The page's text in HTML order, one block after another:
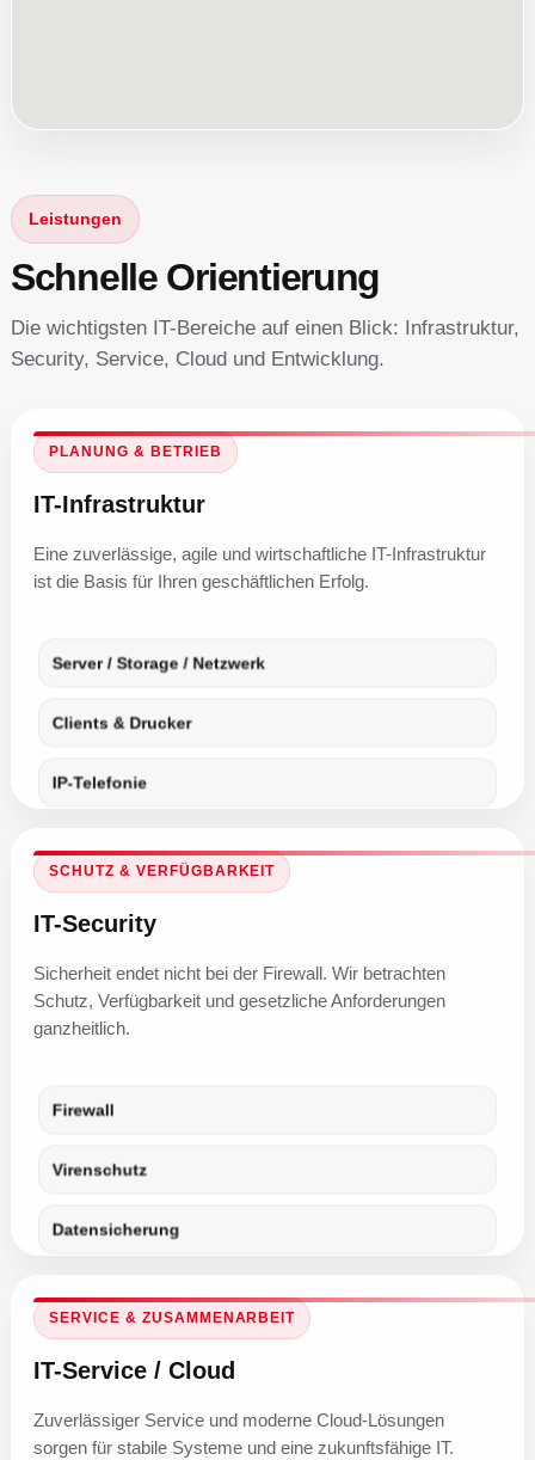
Leistungen
Schnelle Orientierung
Die wichtigsten IT-Bereiche auf einen Blick: Infrastruktur,
Security, Service, Cloud und Entwicklung.
PLANUNG & BETRIEB
IT-Infrastruktur
Eine zuverlässige, agile und wirtschaftliche IT-Infrastruktur
ist die Basis für Ihren geschäftlichen Erfolg.
Server / Storage / Netzwerk
Clients & Drucker
IP-Telefonie
SCHUTZ & VERFÜGBARKEIT
IT-Security
Sicherheit endet nicht bei der Firewall. Wir betrachten
Schutz, Verfügbarkeit und gesetzliche Anforderungen
ganzheitlich.
Firewall
Virenschutz
Datensicherung
SERVICE & ZUSAMMENARBEIT
IT-Service / Cloud
Zuverlässiger Service und moderne Cloud-Lösungen
sorgen für stabile Systeme und eine zukunftsfähige IT.